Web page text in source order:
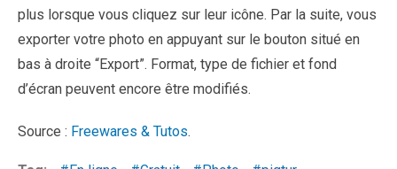
plus lorsque vous cliquez sur leur icône. Par la suite, vous
exporter votre photo en appuyant sur le bouton situé en
bas à droite “Export”. Format, type de fichier et fond
d’écran peuvent encore être modifiés.
Source : Freewares & Tutos.